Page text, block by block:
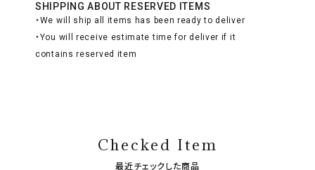
SHIPPING ABOUT RESERVED ITEMS
・We will ship all items has been ready to deliver
・You will receive estimate time for deliver if it
contains reserved item
Checked Item
最近チェックした商品